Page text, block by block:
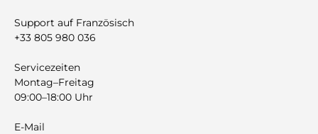
Support auf Französisch
+33 805 980 036
Servicezeiten
Montag–Freitag
09:00–18:00 Uhr
E-Mail